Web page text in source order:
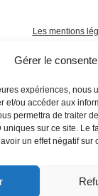
Gérer le
expériences, nous
et/ou accéder aux
permettra de traiter
sur ce site. Le
un effet négatif
Les mentions